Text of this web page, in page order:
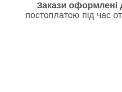
Закази оформлені
постоплатою під час